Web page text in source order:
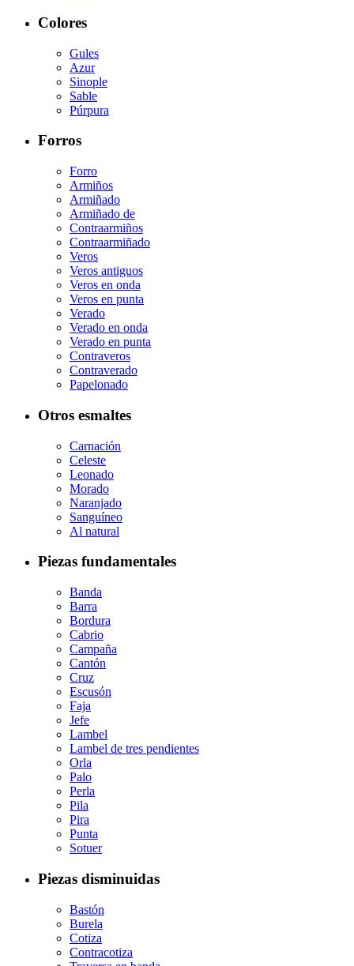
Colores
Gules
Azur
Sinople
Sable
Púrpura
Forros
Forro
Armiños
Armiñado
Armiñado de
Contraarmiños
Contraarmiñado
Veros
Veros antiguos
Veros en onda
Veros en punta
Verado
Verado en onda
Verado en punta
Contraveros
Contraverado
Papelonado
Otros esmaltes
Carnación
Celeste
Leonado
Morado
Naranjado
Sanguíneo
Al natural
Piezas fundamentales
Banda
Barra
Bordura
Cabrio
Campaña
Cantón
Cruz
Escusón
Faja
Jefe
Lambel
Lambel de tres pendientes
Orla
Palo
Perla
Pila
Pira
Punta
Sotuer
Piezas disminuidas
Bastón
Burela
Cotiza
Contracotiza